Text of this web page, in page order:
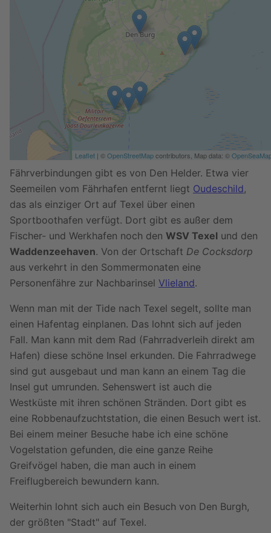
Leaflet | ©OpenStreetMapcontributors, Map data: ©
Fährverbindungen gibt es von Den Helder. Etwa vier
Seemeilen vom Fährhafen entfernt liegt Oudeschild,
das als einziger Ort auf Texel über einen
Sportboothafen verfügt. Dort gibt es außer dem
Fischer- und Werkhafen noch den WSV Texel und den
Waddenzeehaven. Von der Ortschaft De Cocksdorp
aus verkehrt in den Sommermonaten eine
Personenfähre zur Nachbarinsel Vlieland.
Wenn man mit der Tide nach Texel segelt, sollte man
einen Hafentag einplanen. Das lohnt sich auf jeden
Fall. Man kann mit dem Rad (Fahrradverleih direkt am
Hafen) diese schöne Insel erkunden. Die Fahrradwege
sind gut ausgebaut und man kann an einem Tag die
Insel gut umrunden. Sehenswert ist auch die
Westküste mit ihren schönen Stränden. Dort gibt es
eine Robbenaufzuchtstation, die einen Besuch wert ist.
Bei einem meiner Besuche habe ich eine schöne
Vogelstation gefunden, die eine ganze Reihe
Greifvögel haben, die man auch in einem
Freiflugbereich bewundern kann.
Weiterhin lohnt sich auch ein Besuch von Den Burgh,
der größten "Stadt" auf Texel.